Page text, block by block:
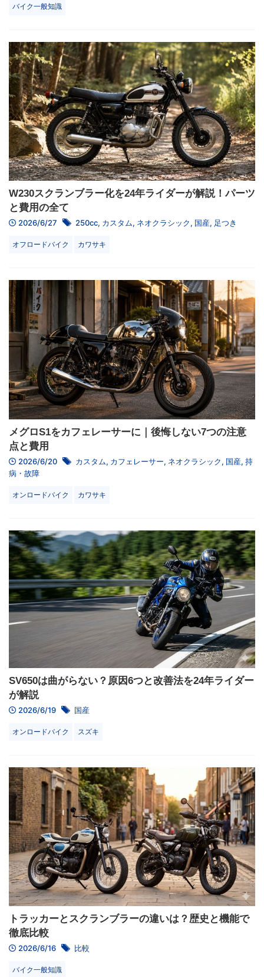
バイク一般知識
W230スクランブラー化を24年ライダーが解説！パーツ
と費用の全て
2026/6/27 250cc, カスタム, ネオクラシック, 国産, 足つき
オフロードバイク カワサキ
メグロS1をカフェレーサーに｜後悔しない7つの注意
点と費用
2026/6/20 カスタム, カフェレーサー, ネオクラシック, 国産, 持
病・故障
オンロードバイク カワサキ
SV650は曲がらない？原因6つと改善法を24年ライダー
が解説
2026/6/19 国産
オンロードバイク スズキ
トラッカーとスクランブラーの違いは？歴史と機能で
徹底比較
2026/6/16 比較
バイク一般知識